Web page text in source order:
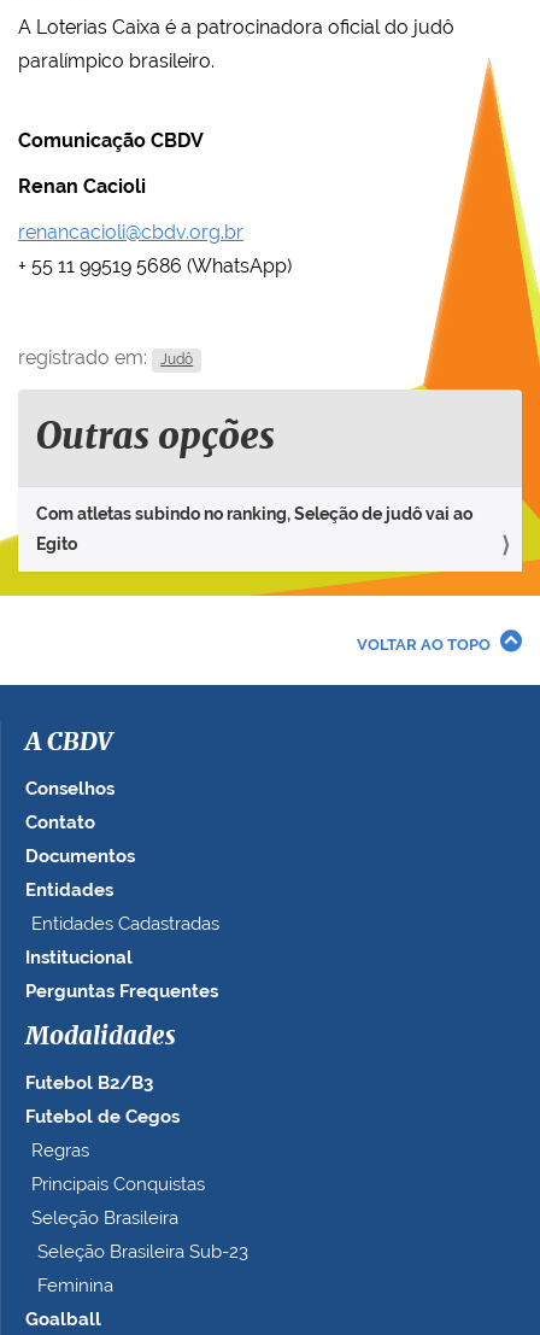
A Loterias Caixa é a patrocinadora oficial do judô
paralímpico brasileiro.
Comunicação CBDV
Renan Cacioli
renancacioli@cbdv.org.br
+ 55 11 99519 5686 (WhatsApp)
registrado em: Judô
Outras opções
Com atletas subindo no ranking, Seleção de judô vai ao
Egito
VOLTAR AO TOPO
A CBDV
Conselhos
Contato
Documentos
Entidades
Entidades Cadastradas
Institucional
Perguntas Frequentes
Modalidades
Futebol B2/B3
Futebol de Cegos
Regras
Principais Conquistas
Seleção Brasileira
Seleção Brasileira Sub-23
Feminina
Goalball